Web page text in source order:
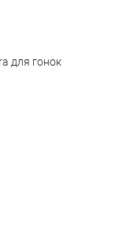
для гонок